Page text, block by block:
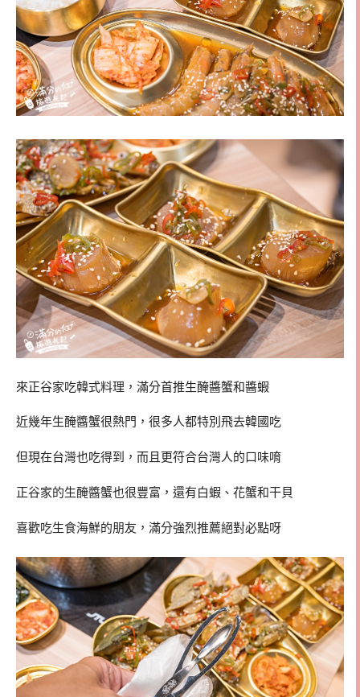
來正谷家吃韓式料理，滿分首推生醃醬蟹和醬蝦
近幾年生醃醬蟹很熱門，很多人都特別飛去韓國吃
但現在台灣也吃得到，而且更符合台灣人的口味唷
正谷家的生醃醬蟹也很豐富，還有白蝦、花蟹和干貝
喜歡吃生食海鮮的朋友，滿分強烈推薦絕對必點呀